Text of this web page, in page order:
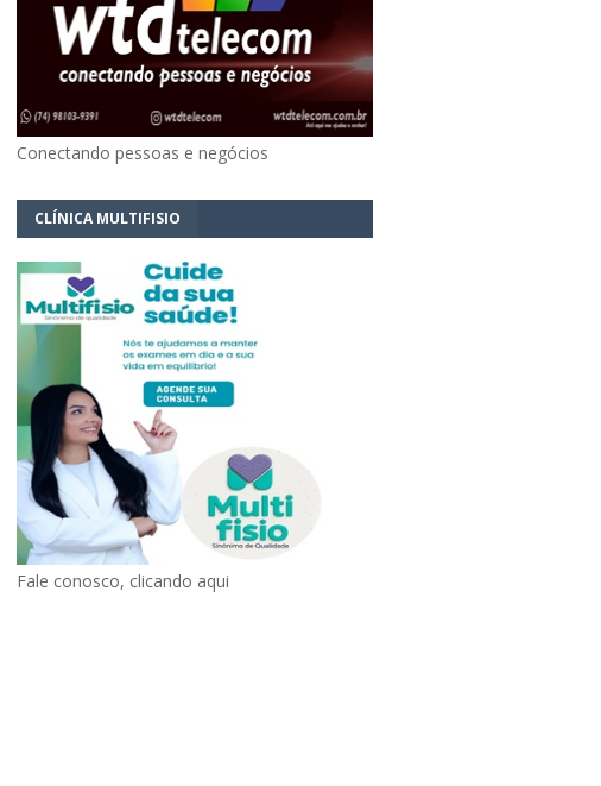
Conectando pessoas e negócios
CLÍNICA MULTIFISIO
Fale conosco, clicando aqui